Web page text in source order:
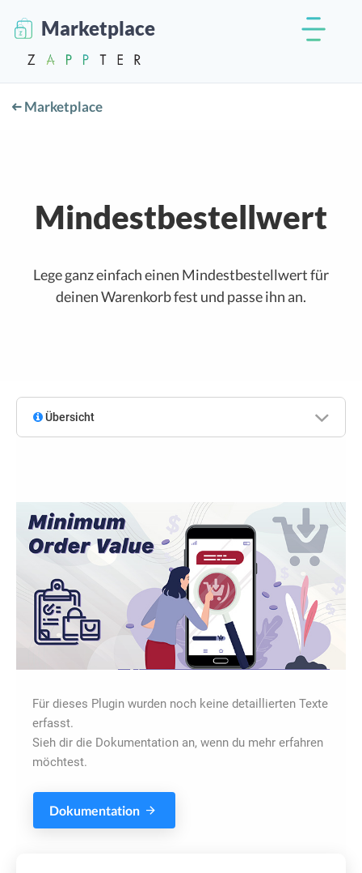
Marketplace
Marketplace
Mindestbestellwert
Lege ganz einfach einen Mindestbestellwert für
deinen Warenkorb fest und passe ihn an.
Übersicht
Für dieses Plugin wurden noch keine detaillierten Texte
erfasst.
Sieh dir die Dokumentation an, wenn du mehr erfahren
möchtest.
Dokumentation